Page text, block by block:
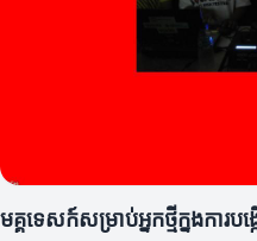
មគ្គុទេសក៍សម្រាប់អ្នកថ្មីក្នុងការបង្